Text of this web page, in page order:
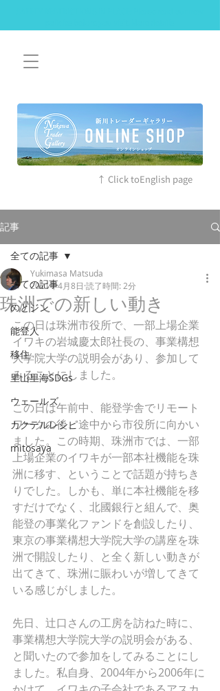
↑ Click toEnglish page
記事
全ての記事
のとジン
能登人
移住
里山里海SDGs
ウェールズ
カクテルレシピ
mitosaya
全ての記事
珠洲での新しい動き
Yukimasa Matsuda
2021年4月8日 読了時間: 2分
この日は珠洲市役所で、一部上場企業
イワキの岩城慶太郎社長の、事業構想
大学院大学の説明会があり、参加して
みることにしました。
この日は午前中、能登学舎でリモート
ワークの後、途中から市役所に向かい
ました。この時期、珠洲市では、一部
上場企業のイワキが一部本社機能を珠
洲に移す、ということで話題が持ちき
りでした。しかも、単に本社機能を移
すだけでなく、北國銀行と組んで、奥
能登の事業化ファンドを創設したり、
東京の事業構想大学院大学の講座を珠
洲で開設したり、と全く新しい動きが
出てきて、珠洲に賑わいが増してきて
いる感じがしました。
先日、辻口さんの工房を訪ねた時に、
事業構想大学院大学の説明会がある、
と聞いたので参加をしてみることにし
ました。私自身、2004年から2006年に